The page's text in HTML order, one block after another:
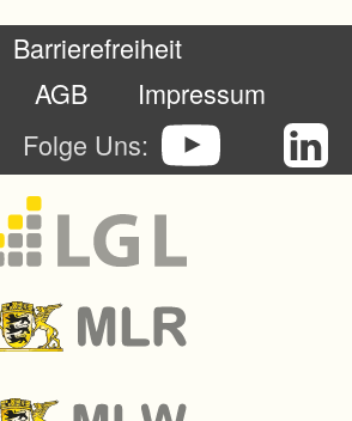
Barrierefreiheit
AGB
Impressum
Folge Uns: